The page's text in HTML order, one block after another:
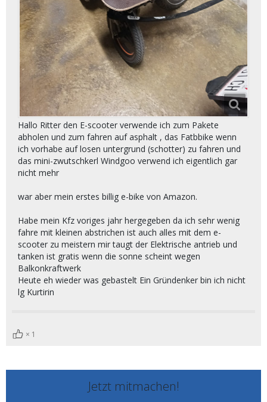
Hallo Ritter den E-scooter verwende ich zum Pakete
abholen und zum fahren auf asphalt , das Fatbbike wenn
ich vorhabe auf losen untergrund (schotter) zu fahren und
das mini-zwutschkerl Windgoo verwend ich eigentlich gar
nicht mehr
war aber mein erstes billig e-bike von Amazon.
Habe mein Kfz voriges jahr hergegeben da ich sehr wenig
fahre mit kleinen abstrichen ist auch alles mit dem e-
scooter zu meistern mir taugt der Elektrische antrieb und
tanken ist gratis wenn die sonne scheint wegen
Balkonkraftwerk
Heute eh wieder was gebastelt Ein Gründenker bin ich nicht
lg Kurtirin
1
Jetzt mitmachen!